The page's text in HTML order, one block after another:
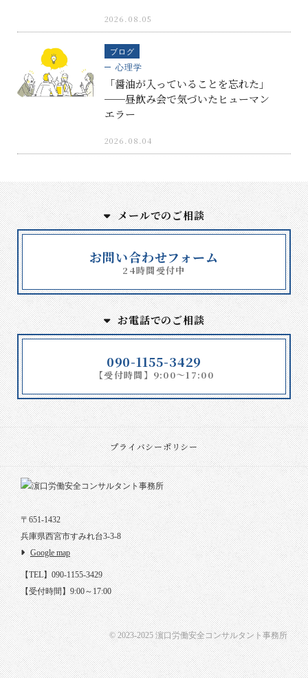
2026.08.05
ブログ
心理学
「醤油が入っていることを忘れた」
──昼飲み会で気づいたヒューマン
エラー
2026.08.04
メールでのご相談
お問い合わせフォーム
24時間受付中
お電話でのご相談
090-1155-3429
【受付時間】9:00～17:00
プライバシーポリシー
〒651-1432
兵庫県西宮市すみれ台3-3-8
Google map
【TEL】090-1155-3429
【受付時間】9:00～17:00
© 2023-2025 濵口労働安全コンサルタント事務所